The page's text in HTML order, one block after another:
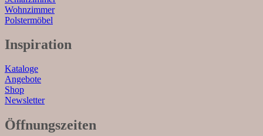
Wohnzimmer
Polstermöbel
Inspiration
Kataloge
Angebote
Shop
Newsletter
Öffnungszeiten